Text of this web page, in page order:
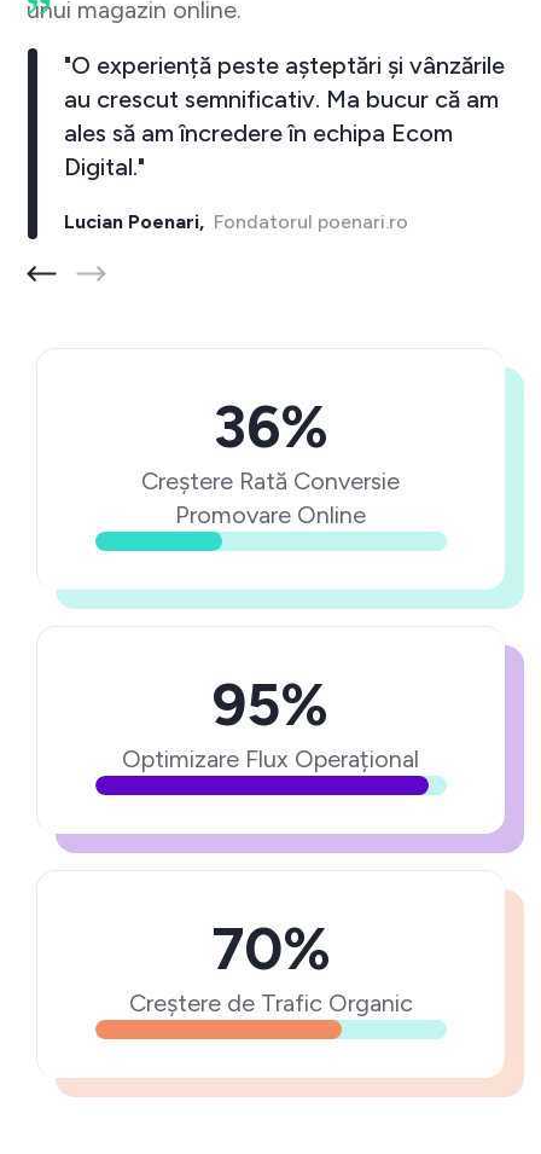
unui magazin online.
"O experiență peste așteptări și vânzările
au crescut semnificativ. Ma bucur că am
ales să am încredere în echipa Ecom
Digital."
Lucian Poenari,Fondatorul poenari.ro
36%
Creștere Rată Conversie
Promovare Online
95%
Optimizare Flux Operațional
70%
Creștere de Trafic Organic